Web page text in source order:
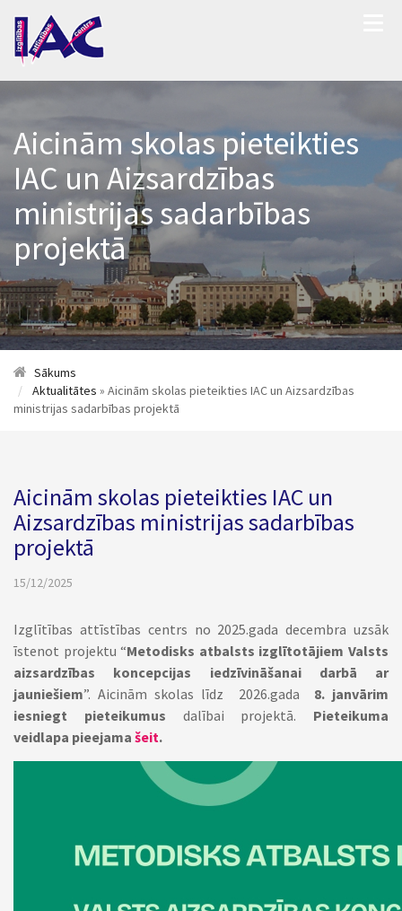
Aicinām skolas pieteikties
IAC un Aizsardzības
ministrijas sadarbības
projektā
Sākums
Aktualitātes » Aicinām skolas pieteikties IAC un Aizsardzības
ministrijas sadarbības projektā
Aicinām skolas pieteikties IAC un
Aizsardzības ministrijas sadarbības
projektā
15/12/2025
Izglītības attīstības centrs no 2025.gada decembra uzsāk
īstenot projektu “Metodisks atbalsts izglītotājiem Valsts
aizsardzības koncepcijas iedzīvināšanai darbā ar
jauniešiem”. Aicinām skolas līdz 2026.gada 8. janvārim
iesniegt pieteikumus dalībai projektā. Pieteikuma
veidlapa pieejama šeit.